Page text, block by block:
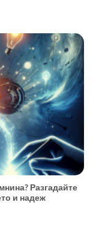
Разгадайте
и надеж